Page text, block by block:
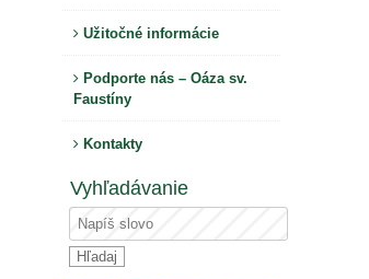
Užitočné informácie
Podporte nás – Oáza sv.
Faustíny
Kontakty
Vyhľadávanie